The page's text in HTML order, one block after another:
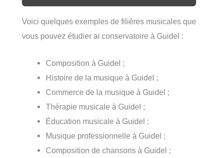
Voici quelques exemples de filières musicales que
vous pouvez étudier ai conservatoire à Guidel :
Composition à Guidel ;
Histoire de la musique à Guidel ;
Commerce de la musique à Guidel ;
Thérapie musicale à Guidel ;
Éducation musicale à Guidel ;
Musique professionnelle à Guidel ;
Composition de chansons à Guidel ;